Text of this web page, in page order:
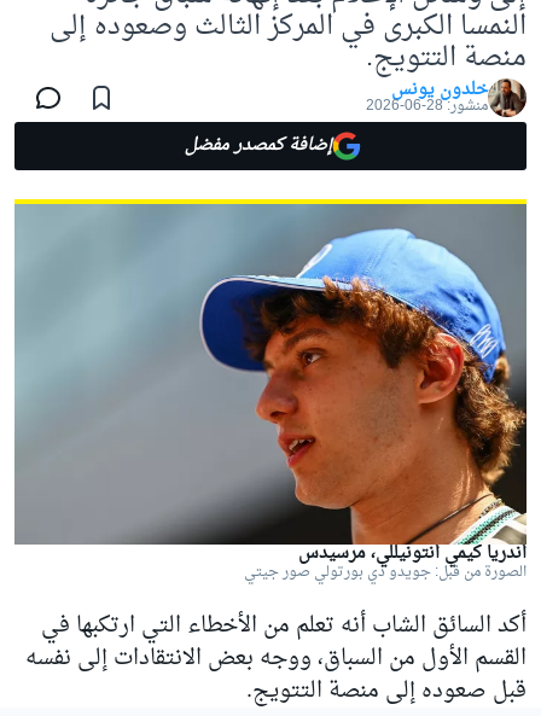
النمسا الكبرى في المركز الثالث وصعوده إلى
منصة التتويج.
خلدون يونس
منشور:28-06-2026
إضافة كمصدر مفضل
أندريا كيمي أنتونيللي، مرسيدس
الصورة من قبل: جويدو دي بورتولي صور جيتي
أكد السائق الشاب أنه تعلم من الأخطاء التي ارتكبها في
القسم الأول من السباق، ووجه بعض الانتقادات إلى نفسه
قبل صعوده إلى منصة التتويج.